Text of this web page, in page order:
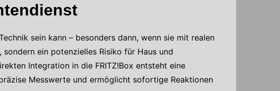
sein kann – besonders dann, wenn sie mit realen
ein potenzielles Risiko für Haus und
Integration in die FRITZ!Box entsteht eine
Messwerte und ermöglicht sofortige Reaktionen